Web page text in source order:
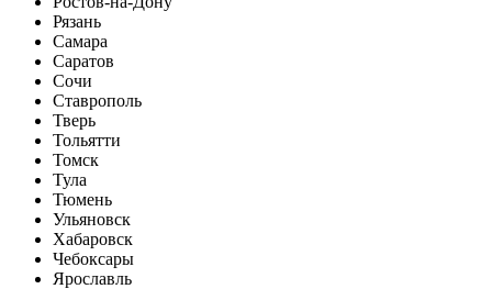
Рязань
Самара
Саратов
Сочи
Ставрополь
Тверь
Тольятти
Томск
Тула
Тюмень
Ульяновск
Хабаровск
Чебоксары
Ярославль